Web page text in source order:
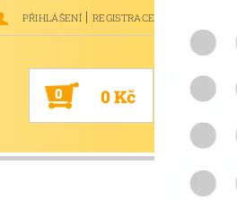
PŘIHLÁŠENÍ | REGISTRACE
0 0 Kč